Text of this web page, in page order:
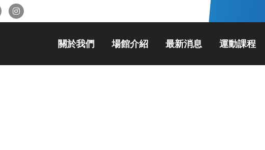
關於我們 場館介紹 最新消息 運動課程